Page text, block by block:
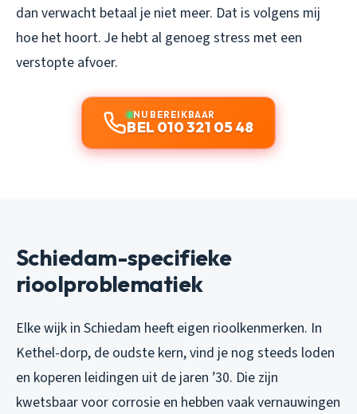
dan verwacht betaal je niet meer. Dat is volgens mij
hoe het hoort. Je hebt al genoeg stress met een
verstopte afvoer.
NU BEREIKBAAR
BEL 010 321 05 48
Schiedam-specifieke
rioolproblematiek
Elke wijk in Schiedam heeft eigen rioolkenmerken. In
Kethel-dorp, de oudste kern, vind je nog steeds loden
en koperen leidingen uit de jaren ’30. Die zijn
kwetsbaar voor corrosie en hebben vaak vernauwingen